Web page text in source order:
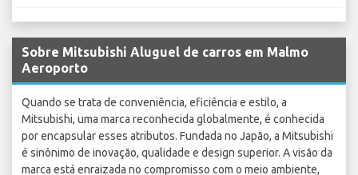
Sobre Mitsubishi Aluguel de carros em Malmo
Aeroporto
Quando se trata de conveniência, eficiência e estilo, a
Mitsubishi, uma marca reconhecida globalmente, é conhecida
por encapsular esses atributos. Fundada no Japão, a Mitsubishi
é sinônimo de inovação, qualidade e design superior. A visão da
marca está enraizada no compromisso com o meio ambiente,